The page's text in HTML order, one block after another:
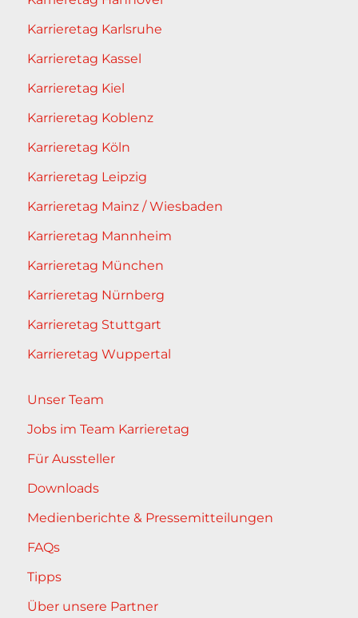
Karrieretag Karlsruhe
Karrieretag Kassel
Karrieretag Kiel
Karrieretag Koblenz
Karrieretag Köln
Karrieretag Leipzig
Karrieretag Mainz / Wiesbaden
Karrieretag Mannheim
Karrieretag München
Karrieretag Nürnberg
Karrieretag Stuttgart
Karrieretag Wuppertal
Unser Team
Jobs im Team Karrieretag
Für Aussteller
Downloads
Medienberichte & Pressemitteilungen
FAQs
Tipps
Über unsere Partner